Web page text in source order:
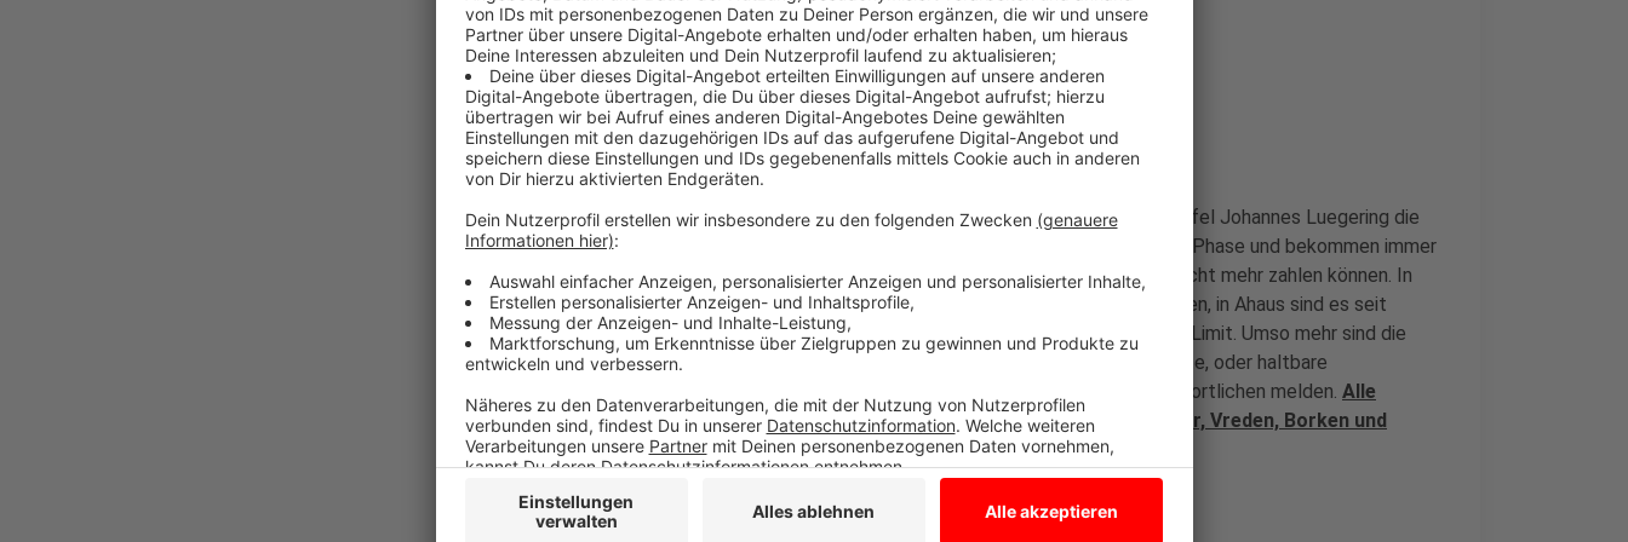
Rechnungen nicht mehr zahlen können
Anzeige
Der Winter wird ne harte Nuss, so fasst der Leiter der Ahauser Tafel Johannes Luegering die
Lage zusammen und aus Borken heisst es, wir sind in einer heißen Phase und bekommen immer
mehr Nachfragen von Bürgern, die schon jetzt ihre Rechnungen nicht mehr zahlen können. In
Borken ist die Zahl der Kunden seit April um 100 Prozent gestiegen, in Ahaus sind es seit
Ausbruch des Krieges 75 Prozent mehr. Alle Ehrenamtler sind am Limit. Umso mehr sind die
Tafeln jetzt auf Hilfe von außen angewiesen. Wer spenden möchte, oder haltbare
Lebensmittel zur Verfügung hat, kann sich gerne bei den Verantwortlichen melden. Alle
Kontaktdaten der einzelnen Tafeln in Bocholt, Ahaus, Gescher, Vreden, Borken und
Gronau und findet Ihr hier.